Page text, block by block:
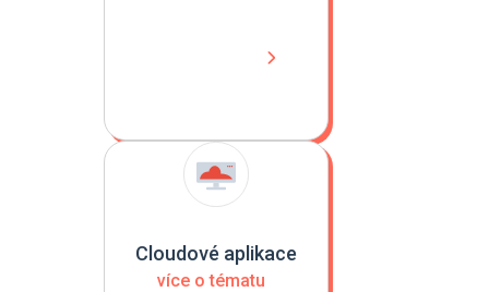
Cloudové aplikace
více o tématu